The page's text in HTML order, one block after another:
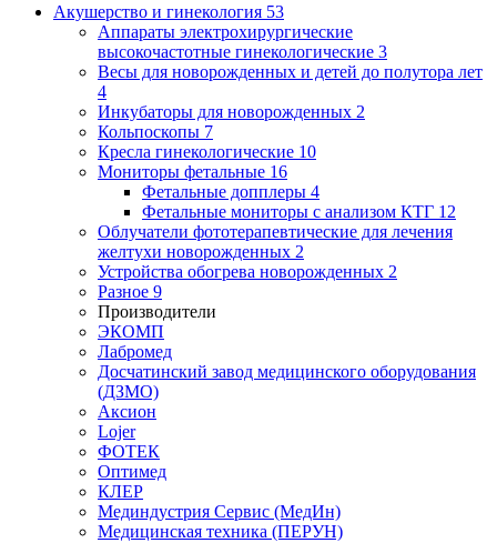
Акушерство и гинекология 53
Аппараты электрохирургические
высокочастотные гинекологические 3
Весы для новорожденных и детей до полутора лет
4
Инкубаторы для новорожденных 2
Кольпоскопы 7
Кресла гинекологические 10
Мониторы фетальные 16
Фетальные допплеры 4
Фетальные мониторы с анализом КТГ 12
Облучатели фототерапевтические для лечения
желтухи новорожденных 2
Устройства обогрева новорожденных 2
Разное 9
Производители
ЭКОМП
Лабромед
Досчатинский завод медицинского оборудования
(ДЗМО)
Аксион
Lojer
ФОТЕК
Оптимед
КЛЕР
Мединдустрия Сервис (МедИн)
Медицинская техника (ПЕРУН)